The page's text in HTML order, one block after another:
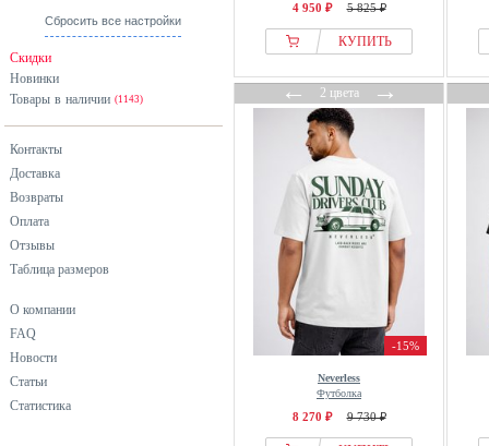
Сбросить все настройки
Скидки
Новинки
Товары в наличии (1143)
Контакты
Доставка
Возвраты
Оплата
Отзывы
Таблица размеров
О компании
FAQ
Новости
Статьи
Статистика
4 950 ₽ 5 825 ₽
КУПИТЬ
←2 цвета→
-15%
Neverless
Футболка
8 270 ₽ 9 730 ₽